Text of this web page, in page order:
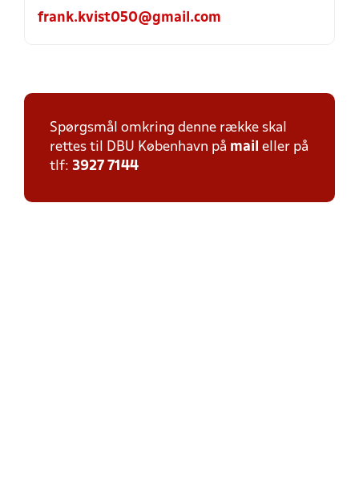
frank.kvist050@gmail.com
Spørgsmål omkring denne række skal
rettes til DBU København på mail eller på
tlf: 3927 7144